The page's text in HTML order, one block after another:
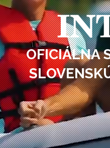
OFICIÁLNA